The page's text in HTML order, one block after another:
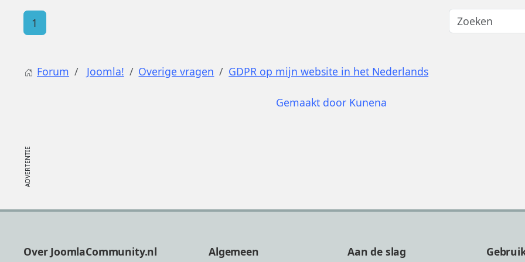
1
Forum Joomla! Overige vragen GDPR op mijn website in het Nederlands
Gemaakt door Kunena
Over JoomlaCommunity.nl Algemeen Aan de slag